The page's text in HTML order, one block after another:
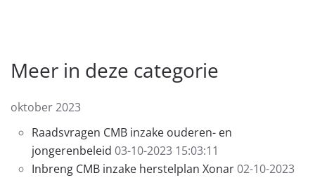
Meer in deze categorie
oktober 2023
Raadsvragen CMB inzake ouderen- en
jongerenbeleid 03-10-2023 15:03:11
Inbreng CMB inzake herstelplan Xonar02-10-2023